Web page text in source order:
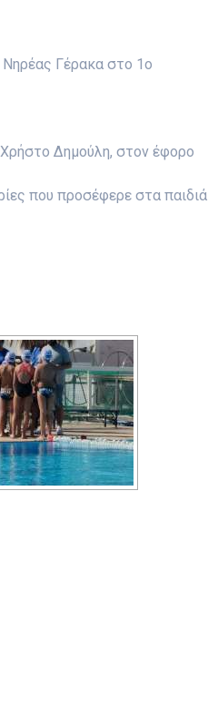
Νηρέας Γέρακα στο 1ο
Χρήστο Δημούλη, στον έφορο
που προσέφερε στα παιδιά